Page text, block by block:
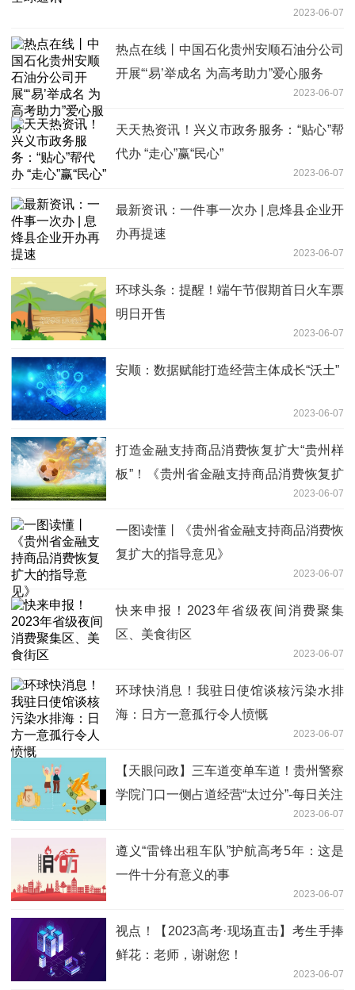
2023-06-07
热点在线丨中国石化贵州安顺石油分公司
开展“‘易’举成名 为高考助力”爱心服务
2023-06-07
天天热资讯！兴义市政务服务：“贴心”帮
代办 “走心”赢“民心”
2023-06-07
最新资讯：一件事一次办 | 息烽县企业开
办再提速
2023-06-07
环球头条：提醒！端午节假期首日火车票
明日开售
2023-06-07
安顺：数据赋能打造经营主体成长“沃土”
2023-06-07
打造金融支持商品消费恢复扩大“贵州样
板”！《贵州省金融支持商品消费恢复扩
2023-06-07
一图读懂丨《贵州省金融支持商品消费恢
复扩大的指导意见》
2023-06-07
快来申报！2023年省级夜间消费聚集
区、美食街区
2023-06-07
环球快消息！我驻日使馆谈核污染水排
海：日方一意孤行令人愤慨
2023-06-07
【天眼问政】三车道变单车道！贵州警察
学院门口一侧占道经营“太过分”-每日关注
2023-06-07
遵义“雷锋出租车队”护航高考5年：这是
一件十分有意义的事
2023-06-07
视点！【2023高考·现场直击】考生手捧
鲜花：老师，谢谢您！
2023-06-07